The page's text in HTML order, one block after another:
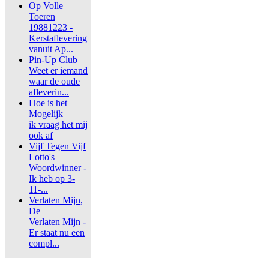
Op Volle
Toeren
19881223 -
Kerstaflevering
vanuit Ap...
Pin-Up Club
Weet er iemand
waar de oude
afleverin...
Hoe is het
Mogelijk
ik vraag het mij
ook af
Vijf Tegen Vijf
Lotto's
Woordwinner -
Ik heb op 3-
11-...
Verlaten Mijn,
De
Verlaten Mijn -
Er staat nu een
compl...